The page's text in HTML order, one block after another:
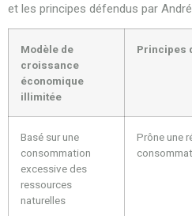
et les principes défendus par
Modèle de
croissance
économique
illimitée
Principes
Basé sur une
consommation
excessive des
ressources
naturelles
Prône une